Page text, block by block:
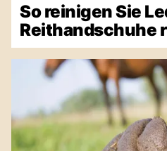
So reinigen Sie
Reithandschuhe